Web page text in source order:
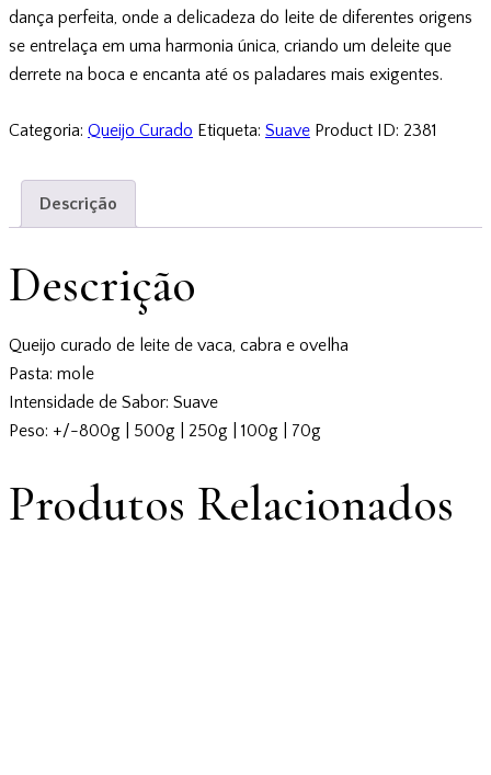
dança perfeita, onde a delicadeza do leite de diferentes origens
se entrelaça em uma harmonia única, criando um deleite que
derrete na boca e encanta até os paladares mais exigentes.
Categoria: Queijo Curado Etiqueta: Suave Product ID: 2381
Descrição
Descrição
Queijo curado de leite de vaca, cabra e ovelha
Pasta: mole
Intensidade de Sabor: Suave
Peso: +/-800g | 500g | 250g | 100g | 70g
Produtos Relacionados